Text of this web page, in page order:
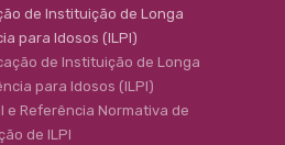
de Instituição de Longa
para Idosos (ILPI)
de Instituição de Longa
para Idosos (ILPI)
e Referência Normativa de
de ILPI